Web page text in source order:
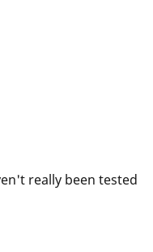
really been tested